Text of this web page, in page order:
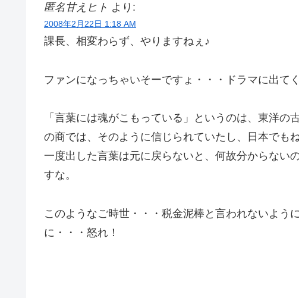
匿名甘えヒト より:
2008年2月22日 1:18 AM
課長、相変わらず、やりますねぇ♪
ファンになっちゃいそーですょ・・・ドラマに出て
「言葉には魂がこもっている」というのは、東洋
の商では、そのように信じられていたし、日本でもね
一度出した言葉は元に戻らないと、何故分からない
すな。
このようなご時世・・・税金泥棒と言われないよう
に・・・怒れ！